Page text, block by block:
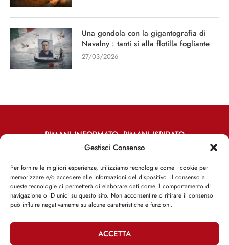
Gestisci Consenso
Per fornire le migliori esperienze, utilizziamo tecnologie come i cookie per
memorizzare e/o accedere alle informazioni del dispositivo. Il consenso a
queste tecnologie ci permetterà di elaborare dati come il comportamento di
navigazione o ID unici su questo sito. Non acconsentire o ritirare il consenso
può influire negativamente su alcune caratteristiche e funzioni.
ACCETTA
Una gondola con la gigantografia di
Navalny : tanti si alla flotilla fogliante
27/03/2026
RIMANI INFORMATO, RIMANI ISPIRATO
Iscriviti alla Newsletter
ISCRIVITI ADESSO